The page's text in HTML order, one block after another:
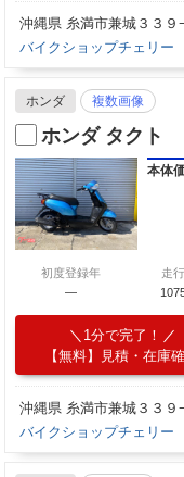
沖縄県 糸満市兼城３３９
バイクショップチェリー
ホンダ 複数画像
ホンダ タクト
本体
初度登録年
―
走
1分で完了！
【無料】見積・在庫
沖縄県 糸満市兼城３３９
バイクショップチェリー